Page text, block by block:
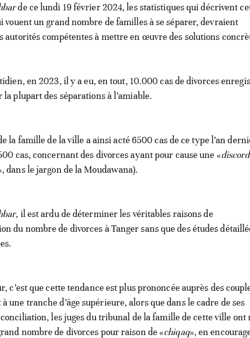
de ce lundi 19 février 2024, les statistiques qui décrivent
vouent un grand nombre de familles à se séparer, devraient
autorités compétentes à mettre en œuvre des solutions
en 2023, il y a eu, en tout, 10.000 cas de divorces
la plupart des séparations à l’amiable.
la famille de la ville a ainsi acté 6500 cas de ce type l’an
cas, concernant des divorces ayant pour cause une «
dans le jargon de la Moudawana).
, il est ardu de déterminer les véritables raisons de
du nombre de divorces à Tanger sans que des études
c’est que cette tendance est plus prononcée auprès des
une tranche d’âge supérieure, alors que dans le cadre de ses
les juges du tribunal de la famille de cette ville ont
nombre de divorces pour raison de «chiqaq», en